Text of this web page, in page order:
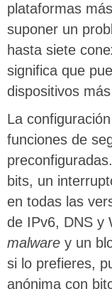
plataformas
suponer un
hasta siete
significa que
dispositivos
La
funciones de
bits, un
en todas las
de IPv6, DNS y
malware y un
si lo prefieres,
anónima con